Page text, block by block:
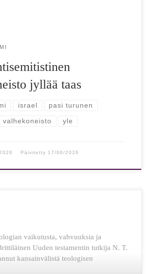
jyllää taas
israel pasi turunen
valhekoneisto yle
Päivitetty 17/06/2026
vaikutusta, vahvuuksia ja
Uuden testamentin tutkija N. T.
kansainvälistä teologisen